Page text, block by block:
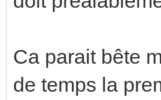
Ca parait bête
de temps la